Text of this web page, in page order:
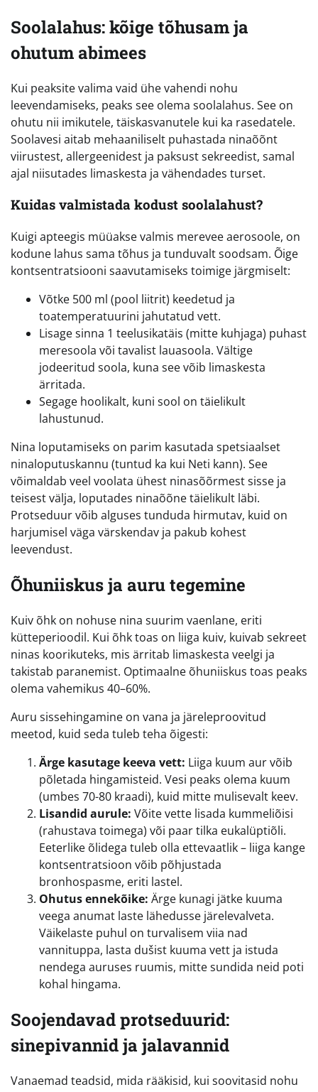
Soolalahus: kõige tõhusam ja
ohutum abimees
Kui peaksite valima vaid ühe vahendi nohu
leevendamiseks, peaks see olema soolalahus. See on
ohutu nii imikutele, täiskasvanutele kui ka rasedatele.
Soolavesi aitab mehaaniliselt puhastada ninaõõnt
viirustest, allergeenidest ja paksust sekreedist, samal
ajal niisutades limaskesta ja vähendades turset.
Kuidas valmistada kodust soolalahust?
Kuigi apteegis müüakse valmis merevee aerosoole, on
kodune lahus sama tõhus ja tunduvalt soodsam. Õige
kontsentratsiooni saavutamiseks toimige järgmiselt:
Võtke 500 ml (pool liitrit) keedetud ja
toatemperatuurini jahutatud vett.
Lisage sinna 1 teelusikatäis (mitte kuhjaga) puhast
meresoola või tavalist lauasoola. Vältige
jodeeritud soola, kuna see võib limaskesta
ärritada.
Segage hoolikalt, kuni sool on täielikult
lahustunud.
Nina loputamiseks on parim kasutada spetsiaalset
ninaloputuskannu (tuntud ka kui Neti kann). See
võimaldab veel voolata ühest ninasõõrmest sisse ja
teisest välja, loputades ninaõõne täielikult läbi.
Protseduur võib alguses tunduda hirmutav, kuid on
harjumisel väga värskendav ja pakub kohest
leevendust.
Õhuniiskus ja auru tegemine
Kuiv õhk on nohuse nina suurim vaenlane, eriti
kütteperioodil. Kui õhk toas on liiga kuiv, kuivab sekreet
ninas koorikuteks, mis ärritab limaskesta veelgi ja
takistab paranemist. Optimaalne õhuniiskus toas peaks
olema vahemikus 40–60%.
Auru sissehingamine on vana ja järeleproovitud
meetod, kuid seda tuleb teha õigesti:
Ärge kasutage keeva vett: Liiga kuum aur võib
põletada hingamisteid. Vesi peaks olema kuum
(umbes 70-80 kraadi), kuid mitte mulisevalt keev.
Lisandid aurule: Võite vette lisada kummeliõisi
(rahustava toimega) või paar tilka eukalüptiõli.
Eeterlike õlidega tuleb olla ettevaatlik – liiga kange
kontsentratsioon võib põhjustada
bronhospasme, eriti lastel.
Ohutus ennekõike: Ärge kunagi jätke kuuma
veega anumat laste lähedusse järelevalveta.
Väikelaste puhul on turvalisem viia nad
vannituppa, lasta dušist kuuma vett ja istuda
nendega auruses ruumis, mitte sundida neid poti
kohal hingama.
Soojendavad protseduurid:
sinepivannid ja jalavannid
Vanaemad teadsid, mida rääkisid, kui soovitasid nohu